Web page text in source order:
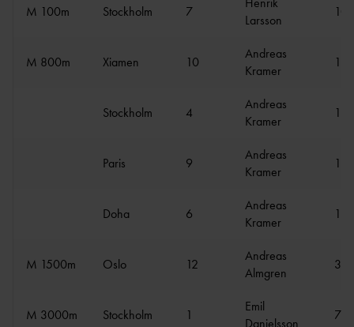
SÄKER
FRIIDROTT
UPPFÖRANDEKOD
ELITFRIIDROTT & STUDIER
GYMNASIESTUDIER &
FRIIDROTTSSATSNING
FRIIDROTTSSATSNING
SM
ANSÖKA OM SANKTION
MANUALER &
GODKÄNT
NG
A
P
M 100m Stockholm 7
Larsson
M 800m Xiamen 10
Andreas
Kramer
Stockholm 4
Andreas
Kramer
Paris 9
Andreas
Kramer
Doha 6
Andreas
Kramer
M 1500m Oslo 12
Andreas
Almgren
M 3000m Stockholm 1
Emil
Danielsson